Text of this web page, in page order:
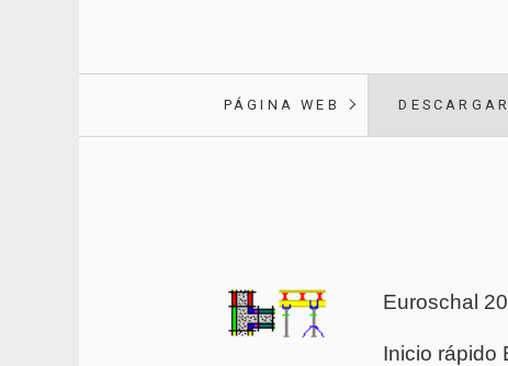
PÁGINA WEB DESCARGAR
Euroschal
Inicio rápido